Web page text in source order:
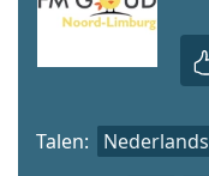
Talen: Nederlands